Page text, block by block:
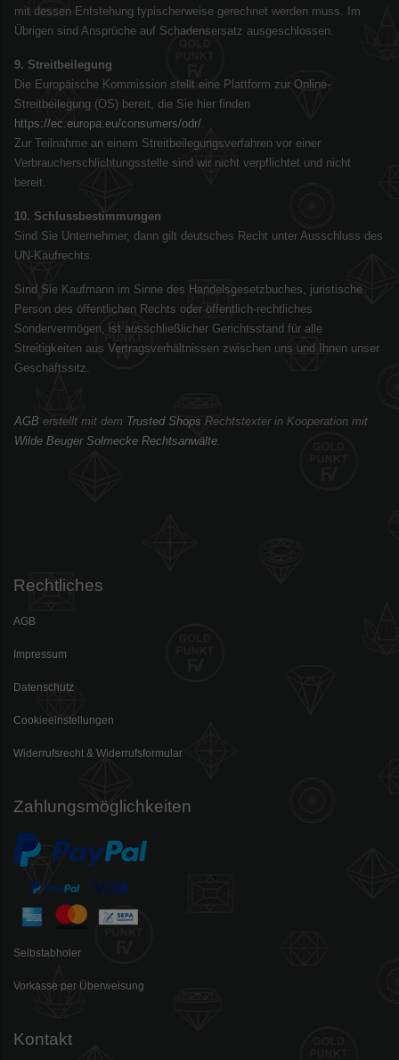
mit dessen Entstehung typischerweise gerechnet werden muss. Im
Übrigen sind Ansprüche auf Schadensersatz ausgeschlossen.
9. Streitbeilegung
Die Europäische Kommission stellt eine Plattform zur Online-
Streitbeilegung (OS) bereit, die Sie hier finden
https://ec.europa.eu/consumers/odr/.
Zur Teilnahme an einem Streitbeilegungsverfahren vor einer
Verbraucherschlichtungsstelle sind wir nicht verpflichtet und nicht
bereit.
10. Schlussbestimmungen
Sind Sie Unternehmer, dann gilt deutsches Recht unter Ausschluss des
UN-Kaufrechts.
Sind Sie Kaufmann im Sinne des Handelsgesetzbuches, juristische
Person des öffentlichen Rechts oder öffentlich-rechtliches
Sondervermögen, ist ausschließlicher Gerichtsstand für alle
Streitigkeiten aus Vertragsverhältnissen zwischen uns und Ihnen unser
Geschäftssitz.
AGB erstellt mit dem Trusted Shops Rechtstexter in Kooperation mit
Wilde Beuger Solmecke Rechtsanwälte.
Rechtliches
AGB
Impressum
Datenschutz
Cookieeinstellungen
Widerrufsrecht & Widerrufsformular
Zahlungsmöglichkeiten
Selbstabholer
Vorkasse per Überweisung
Kontakt